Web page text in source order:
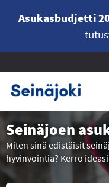
Asukasbudjetti
Seinäjoen
Miten sinä edistäisit
hyvinvointia? Kerro